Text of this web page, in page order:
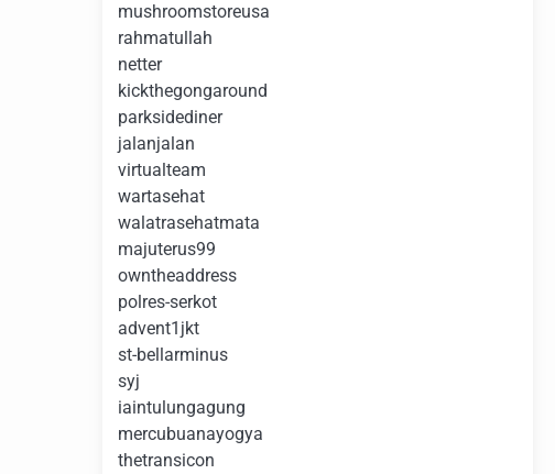
mushroomstoreusa
rahmatullah
netter
kickthegongaround
parksidediner
jalanjalan
virtualteam
wartasehat
walatrasehatmata
majuterus99
owntheaddress
polres-serkot
advent1jkt
st-bellarminus
syj
iaintulungagung
mercubuanayogya
thetransicon